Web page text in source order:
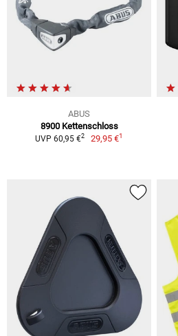
ABUS
8900 Kettenschloss
UVP 60,95 €2 29,95 €1